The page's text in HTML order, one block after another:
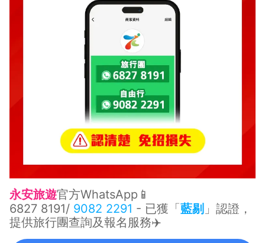
永安旅遊官方WhatsApp📱
6827 8191/ 9082 2291 - 已獲「藍剔 」認證，
提供旅行團查詢及報名服務✈️